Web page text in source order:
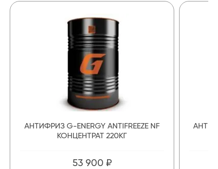
АНТИФРИЗ G-ENERGY ANTIFREEZE NF
КОНЦЕНТРАТ 220КГ
53 900 ₽